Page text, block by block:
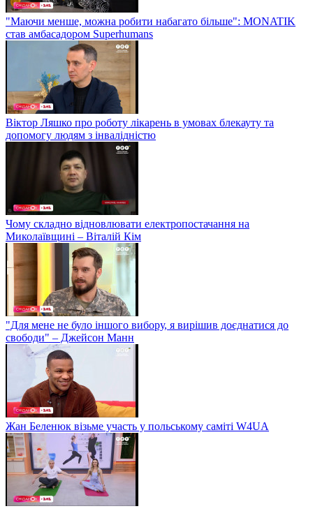
"Маючи менше, можна робити набагато більше": MONATIK
став амбасадором Superhumans
Віктор Ляшко про роботу лікарень в умовах блекауту та
допомогу людям з інвалідністю
Чому складно відновлювати електропостачання на
Миколаївщині – Віталій Кім
"Для мене не було іншого вибору, я вирішив доєднатися до
свободи" – Джейсон Манн
Жан Беленюк візьме участь у польському саміті W4UA